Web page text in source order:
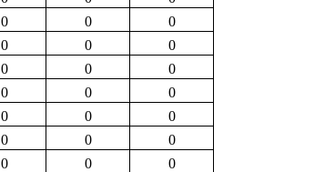
0 0
0
0 0
0
0 0 0
0 0
0
0 0
0
0 0
0
0 0
0